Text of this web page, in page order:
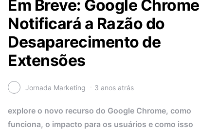
Em Breve: Google Chrome
Notificará a Razão do
Desaparecimento de
Extensões
Jornada Marketing 3 anos atrás
explore o novo recurso do Google Chrome, como
funciona, o impacto para os usuários e como isso